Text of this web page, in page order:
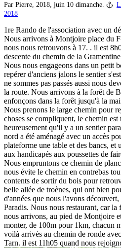
Par Pierre, 2018, juin 10 dimanche.
2018
1re Rando de l'association avec un
Nous arrivons à Montjoire place du
nous nous retrouvons à 17. . il est
descente du chemin de la
Nous nous engageons dans un petit
repérer d'anciens jalons le sentier
ne sommes pas passés aussi nous
la route. Nous arrivons à la forêt de
enfonçons dans la forêt jusqu'à la
Nous prenons le large chemin pour
choses se compliquent, le chemin est
heureusement qu'il y a un sentier
nord a été aménagé avec un accès
plateforme une table et des bancs, et
aux handicapés aux poussettes de
Nous empruntons ce chemin de
nous évite le chemin en contrebas
contents de sortir du bois pour
belle allée de troènes, qui ont bien
d'années que nous l'avons
Paradis. Nous nous restaurant, car la
nous arrivons, au pied de Montjoire
monter, de 100m pour 1km, chacun
voilà arrivés au chemin de ronde
Tarn. il est 11h05 quand nous